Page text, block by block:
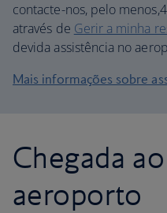
contacte-nos, pelo
através de Gerir a minha
devida assistência no
Mais informações sobre
Chegada
aeroporto